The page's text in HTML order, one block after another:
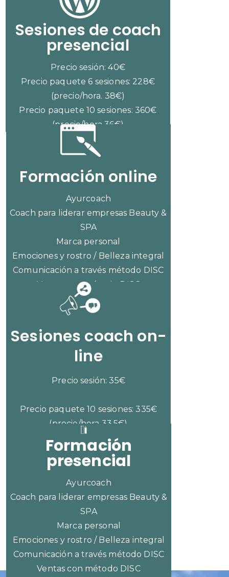
Sesiones de coach
presencial
Precio sesión: 40€
Precio paquete 6 sesiones: 228€
(precio/hora. 38€)
Precio paquete 10 sesiones: 360€
(precio/hora 36€)
Formación online
Ayurcoach
Coach para liderar empresas Beauty &
SPA
Marca personal
Emociones y rostro / Belleza integral
Comunicación a través método DISC
Ventas con método DISC
CONSULTAR PRECIOS
Sesiones coach on-
line
Precio sesión: 35€
Precio paquete 10 sesiones: 335€
(precio/hora 33,5€)
Formación
presencial
Ayurcoach
Coach para liderar empresas Beauty &
SPA
Marca personal
Emociones y rostro / Belleza integral
Comunicación a través método DISC
Ventas con método DISC